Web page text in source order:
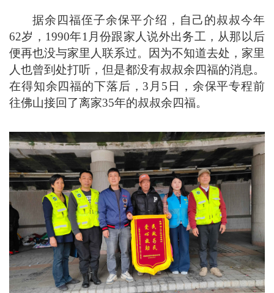
据余四福侄子余保平介绍，自己的叔叔今年
62岁，1990年1月份跟家人说外出务工，从那以后
便再也没与家里人联系过。因为不知道去处，家里
人也曾到处打听，但是都没有叔叔余四福的消息。
在得知余四福的下落后，3月5日，余保平专程前
往佛山接回了离家35年的叔叔余四福。